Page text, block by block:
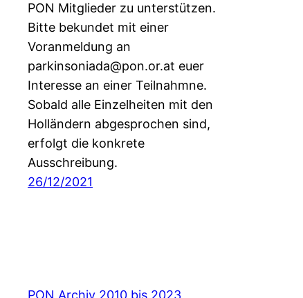
PON Mitglieder zu unterstützen.
Bitte bekundet mit einer
Voranmeldung an
parkinsoniada@pon.or.at euer
Interesse an einer Teilnahmne.
Sobald alle Einzelheiten mit den
Holländern abgesprochen sind,
erfolgt die konkrete
Ausschreibung.
26/12/2021
PON Archiv 2010 bis 2023